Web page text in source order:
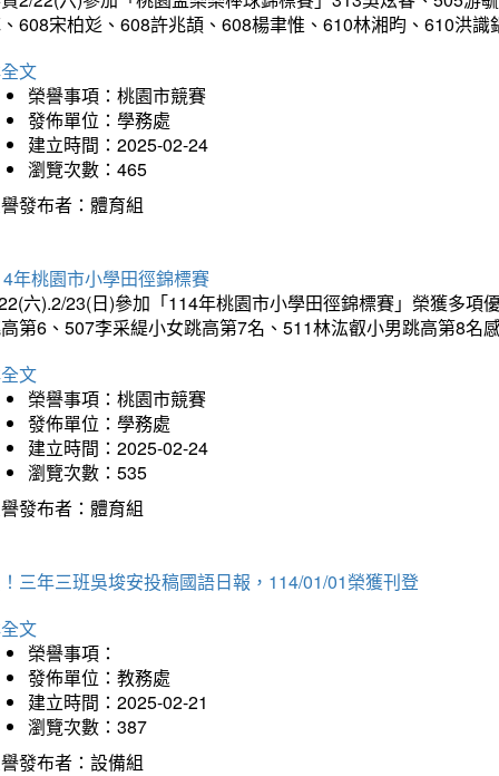
608宋柏彣、608許兆頡、608楊聿惟、610林湘昀、610洪
文
榮譽事項：桃園市競賽
發佈單位：學務處
建立時間：2025-02-24
瀏覽次數：465
發布者：體育組
年桃園市小學田徑錦標賽
六).2/23(日)參加「114年桃園市小學田徑錦標賽」榮獲多
第6、507李采緹小女跳高第7名、511林汯叡小男跳高第8名
文
榮譽事項：桃園市競賽
發佈單位：學務處
建立時間：2025-02-24
瀏覽次數：535
發布者：體育組
三年三班吳埈安投稿國語日報，114/01/01榮獲刊登
文
榮譽事項：
發佈單位：教務處
建立時間：2025-02-21
瀏覽次數：387
發布者：設備組